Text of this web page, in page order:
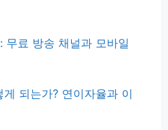
료 방송 채널과 모바일
되는가? 연이자율과 이